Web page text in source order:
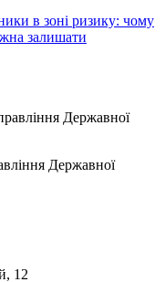
в зоні ризику: чому
залишати
Державної
12